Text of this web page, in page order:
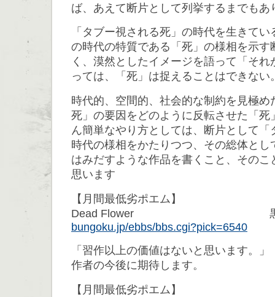
ば、あえて断片として列挙するまでもあ
「タブー視される死」の時代を生きて
の時代の特質である「死」の様相を示す
く、漠然としたイメージを語って「そ
っては、「死」は捉えることはできない
時代的、空間的、社会的な制約を見極め
死」の要因をどのように反転させた「死
ん簡単なやり方としては、断片として
時代の様相をかたりつつ、その総体とし
はみだすような作品を書くこと、そのこ
思います
【月間最低劣ポエム】
Dead Flower 黒
bungoku.jp/ebbs/bbs.cgi?pick=6540
「習作以上の価値はないと思います。」
作者の今後に期待します。
【月間最低劣ポエム】